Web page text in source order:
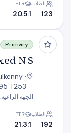
الطلاب
123
PTR
20.5:1
Hill Mixed N S
Primary
N S
·
T253
الجهة الراعية: Catholic
الطلاب
192
PTR
21.3:1